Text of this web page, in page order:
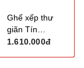
Ghế xếp thư
giãn Tín
Thành Phát
1.610.000đ